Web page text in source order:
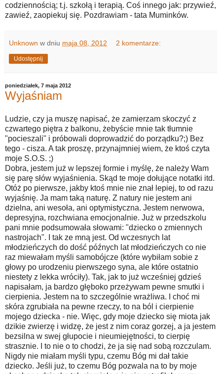
codziennością; t.j. szkołą i terapią. Coś innego jak: przywieź,
zawieź, zaopiekuj się. Pozdrawiam - tata Muminków.
Unknown w dniu maja 08, 2012 2 komentarze:
Udostępnij
poniedziałek, 7 maja 2012
Wyjaśniam
Ludzie, czy ja muszę napisać, że zamierzam skoczyć z
czwartego piętra z balkonu, żebyście mnie tak tłumnie
"pocieszali" i próbowali doprowadzić do porządku?;) Bez
tego - cisza. A tak proszę, przynajmniej wiem, że ktoś czyta
moje S.O.S. ;)
Dobra, jestem już w lepszej formie i myślę, że należy Wam
się parę słów wyjaśnienia. Skąd te moje dołujące notatki itd.
Otóż po pierwsze, jakby ktoś mnie nie znał lepiej, to od razu
wyjaśnię. Ja mam taką naturę. Z natury nie jestem ani
dzielna, ani wesoła, ani optymistyczna. Jestem nerwowa,
depresyjna, rozchwiana emocjonalnie. Już w przedszkolu
pani mnie podsumowała słowami: "dziecko o zmiennych
nastrojach". I tak ze mną jest. Od wczesnych lat
młodzieńczych do dość późnych lat młodzieńczych co nie
raz miewałam myśli samobójcze (które wybiłam sobie z
głowy po urodzeniu pierwszego syna, ale które ostatnio
niestety z lekka wróciły). Tak, jak to już wcześniej gdzieś
napisałam, ja bardzo głęboko przeżywam pewne smutki i
cierpienia. Jestem na to szczególnie wrażliwa. I choć mi
skóra zgrubiała na pewne rzeczy, to na ból i cierpienie
mojego dziecka - nie. Więc, gdy moje dziecko się miota jak
dzikie zwierzę i widzę, że jest z nim coraz gorzej, a ja jestem
bezsilna w swej głupocie i nieumiejętności, to cierpię
strasznie. I to nie o to chodzi, że ja się nad sobą rozczulam.
Nigdy nie miałam myśli typu, czemu Bóg mi dał takie
dziecko. Jeśli już, to czemu Bóg pozwala na to by moje